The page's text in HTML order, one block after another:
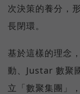
次決策的養分，
長閉環。
基於這樣的理念
動、Justar 數聚
立「數聚集團」